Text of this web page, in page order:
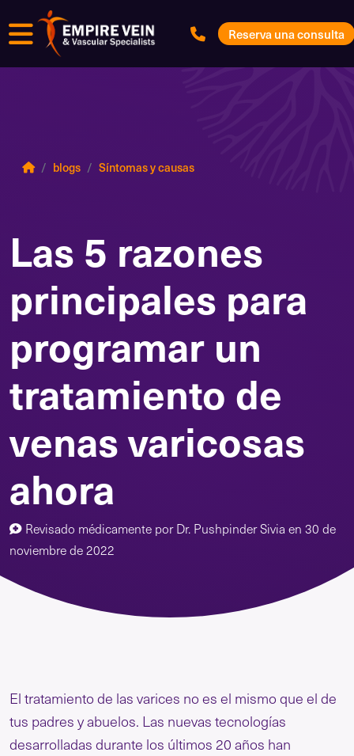
Menú Reserva una consulta
blogs Síntomas y causas
Las 5 razones
principales para
programar un
tratamiento de
venas varicosas
ahora
Revisado médicamente porDr. Pushpinder Sivia en 30 de
noviembre de 2022
El tratamiento de las varices no es el mismo que el de
tus padres y abuelos. Las nuevas tecnologías
desarrolladas durante los últimos 20 años han